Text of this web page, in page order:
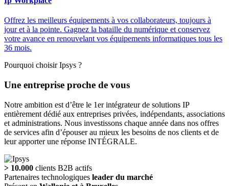
Offrez les meilleurs équipements à vos collaborateurs, toujours à
jour et à la pointe. Gagnez la bataille du numérique et conservez
votre avance en renouvelant vos équipements informatiques tous les
36 mois.
Pourquoi choisir Ipsys ?
Une entreprise proche de vous
Notre ambition est d’être le 1er intégrateur de solutions IP
entièrement dédié aux entreprises privées, indépendants, associations
et administrations. Nous investissons chaque année dans nos offres
de services afin d’épouser au mieux les besoins de nos clients et de
leur apporter une réponse INTÉGRALE.
> 10.000 clients B2B actifs
Partenaires technologiques leader du marché